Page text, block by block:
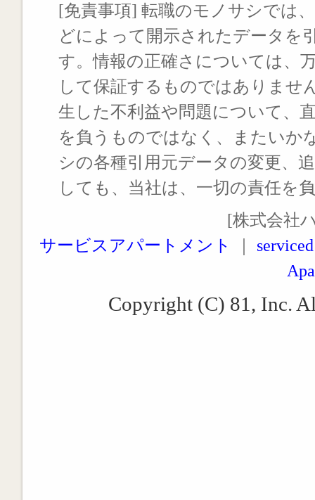
[免責事項] 転職のモノサシでは
どによって開示されたデータを
す。情報の正確さについては、
して保証するものではありませ
生した不利益や問題について、
を負うものではなく、またいか
シの各種引用元データの変更、
しても、当社は、一切の責任を
[株式会社
サービスアパートメント
Copyright (C) 81, Inc.